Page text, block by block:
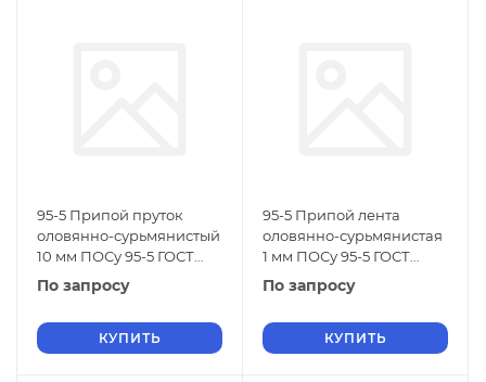
95-5 Припой пруток
оловянно-сурьмянистый
10 мм ПОСу 95-5 ГОСТ
21931-76
По запросу
КУПИТЬ
95-5 Припой лента
оловянно-сурьмянистая
1 мм ПОСу 95-5 ГОСТ
21931-76
По запросу
КУПИТЬ